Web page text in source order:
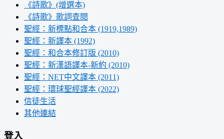
《詩歌》(增選本)
《詩歌》歌詞查閱
聖經：新標點和合本 (1919,1989)
聖經：新譯本 (1992)
聖經：和合本修訂版 (2010)
聖經：新漢語譯本-新約 (2010)
聖經：NET中文譯本 (2011)
聖經：環球聖經譯本 (2022)
信徒生活
其他連結
登入